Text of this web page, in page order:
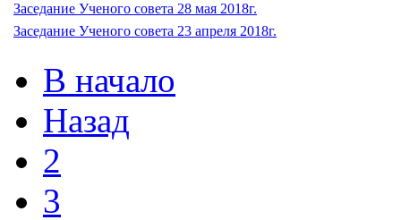
Заседание Ученого совета 28 мая 2018г.
Заседание Ученого совета 23 апреля 2018г.
В начало
Назад
2
3